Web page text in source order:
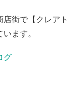
街で【クレアト
ます。
グ